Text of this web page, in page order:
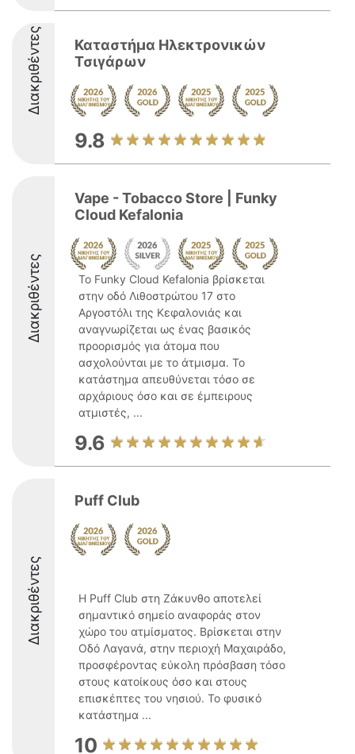
Διακριθέντες
Καταστήμα Ηλεκτρονικών
Τσιγάρων
9.8
Διακριθέντες
Vape - Tobacco Store | Funky
Cloud Kefalonia
Το Funky Cloud Kefalonia βρίσκεται
στην οδό Λιθοστρώτου 17 στο
Αργοστόλι της Κεφαλονιάς και
αναγνωρίζεται ως ένας βασικός
προορισμός για άτομα που
ασχολούνται με το άτμισμα. Το
κατάστημα απευθύνεται τόσο σε
αρχάριους όσο και σε έμπειρους
ατμιστές, ...
9.6
Διακριθέντες
Puff Club
Η Puff Club στη Ζάκυνθο αποτελεί
σημαντικό σημείο αναφοράς στον
χώρο του ατμίσματος. Βρίσκεται στην
Οδό Λαγανά, στην περιοχή Μαχαιράδο,
προσφέροντας εύκολη πρόσβαση τόσο
στους κατοίκους όσο και στους
επισκέπτες του νησιού. Το φυσικό
κατάστημα ...
10